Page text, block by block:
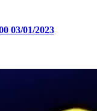
03/01/2023